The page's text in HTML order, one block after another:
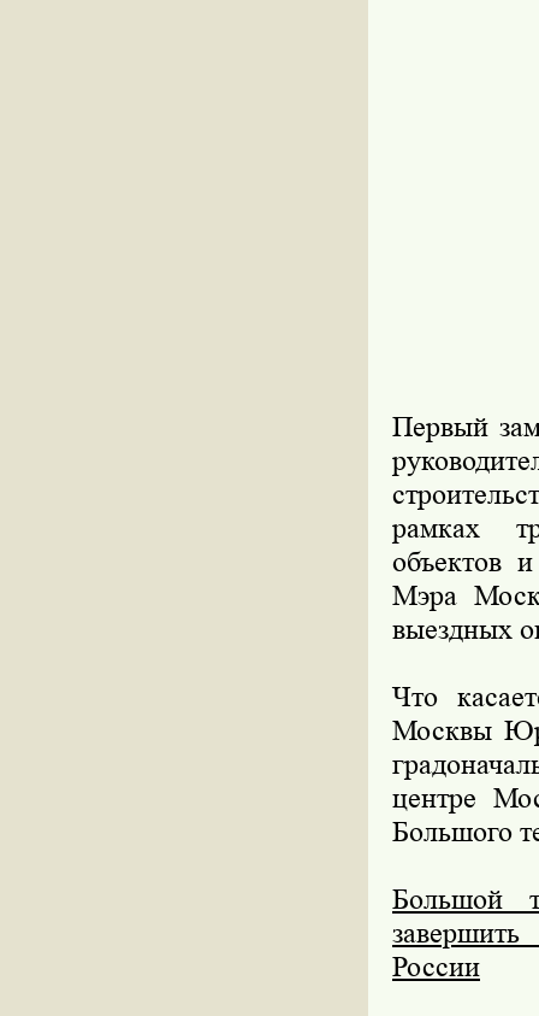
Первый
рамках
объектов
Мэра
выездных
Что
Москвы
центре
Большого
Большой
завершить
России